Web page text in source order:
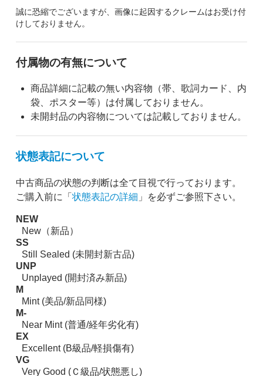
誠に恐縮でございますが、画像に起因するクレームはお受け付
けしておりません。
付属物の有無について
商品詳細に記載の無い内容物（帯、歌詞カード、内
袋、ポスター等）は付属しておりません。
未開封品の内容物については記載しておりません。
状態表記について
中古商品の状態の判断は全て目視で行っております。
ご購入前に「 状態表記の詳細 」を必ずご参照下さい。
NEW
New（新品）
SS
Still Sealed (未開封新古品)
UNP
Unplayed (開封済み新品)
M
Mint (美品/新品同様)
M-
Near Mint (普通/経年劣化有)
EX
Excellent (B級品/軽損傷有)
VG
Very Good (Ｃ級品/状態悪し)